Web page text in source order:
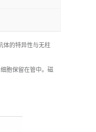
体的特异性与无柱
胞保留在管中。磁